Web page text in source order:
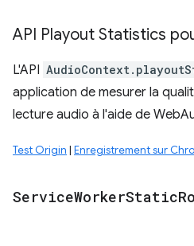
API Playout Statistics
L'API
application de mesurer la
lecture audio à l'aide de
Test Origin | Enregistrement sur
ServiceWorkerStatic